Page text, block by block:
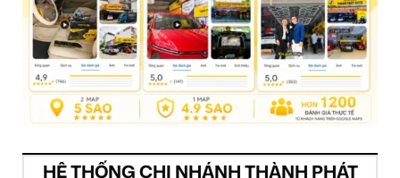
HỆ THỐNG CHI NHÁNH THÀNH PHÁT